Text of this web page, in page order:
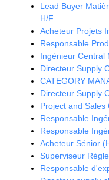
Lead Buyer
H/F
Acheteur Projets
Responsable
Ingénieur Central
Directeur Supply
CATEGORY
Directeur Supply
Project and Sales
Responsable
Responsable
Acheteur Sénior
Superviseur
Responsable